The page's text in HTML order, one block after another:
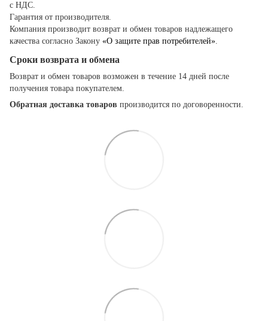
с НДС.
Гарантия от производителя.
Компания производит возврат и обмен товаров надлежащего
качества согласно Закону «О защите прав потребителей».
Сроки возврата и обмена
Возврат и обмен товаров возможен в течение 14 дней после
получения товара покупателем.
Обратная доставка товаров производится по договоренности.